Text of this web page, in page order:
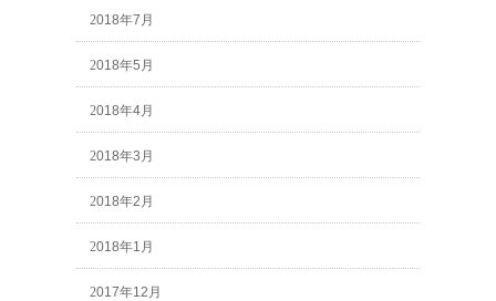
2018年7月
2018年5月
2018年4月
2018年3月
2018年2月
2018年1月
2017年12月